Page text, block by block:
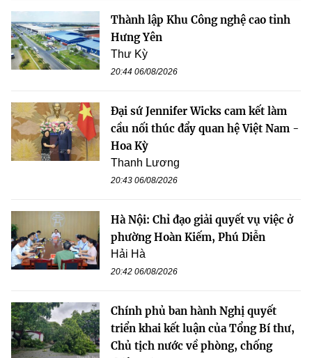
Thành lập Khu Công nghệ cao tỉnh
Hưng Yên
Thư Kỳ
20:44 06/08/2026
Đại sứ Jennifer Wicks cam kết làm
cầu nối thúc đẩy quan hệ Việt Nam -
Hoa Kỳ
Thanh Lương
20:43 06/08/2026
Hà Nội: Chỉ đạo giải quyết vụ việc ở
phường Hoàn Kiếm, Phú Diễn
Hải Hà
20:42 06/08/2026
Chính phủ ban hành Nghị quyết
triển khai kết luận của Tổng Bí thư,
Chủ tịch nước về phòng, chống